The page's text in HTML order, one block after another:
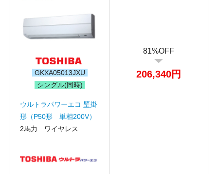
GKXA05013JXU
シングル(同時)
ウルトラパワーエコ 壁掛
形（P50形 単相200V）
2馬力 ワイヤレス
81%OFF
206,340円